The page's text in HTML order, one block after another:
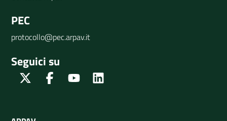
PEC
protocollo@pec.arpav.it
Seguici su
Twitter FacebookYoutube